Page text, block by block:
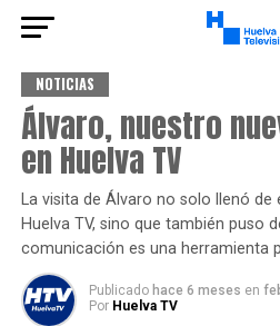
NOTICIAS
Álvaro, nuestro
en Huelva TV
La visita de Álvaro no solo llenó
Huelva TV, sino que también puso
comunicación es una herramienta
Publicado hace 6 meses en
Por Huelva TV